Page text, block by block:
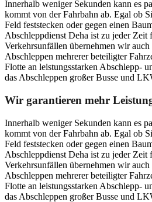
Innerhalb weniger Sekunden kann es
kommt von der Fahrbahn ab. Egal ob
Feld feststecken oder gegen einen
Abschleppdienst Deha ist zu jeder Zeit
Verkehrsunfällen übernehmen wir auch
Abschleppen mehrerer beteiligter
Flotte an leistungsstarken Abschlepp-
das Abschleppen großer Busse und
Wir garantieren mehr
Innerhalb weniger Sekunden kann es
kommt von der Fahrbahn ab. Egal ob
Feld feststecken oder gegen einen
Abschleppdienst Deha ist zu jeder Zeit
Verkehrsunfällen übernehmen wir auch
Abschleppen mehrerer beteiligter
Flotte an leistungsstarken Abschlepp-
das Abschleppen großer Busse und